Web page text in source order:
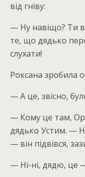
від гніву:
— Ну навіщо? Ти
те, що дядько
слухати!
Роксана зробила
— А це, звісно,
— Кому це там,
дядько Устим. —
— він підвівся,
— Ні-ні, дядю, це